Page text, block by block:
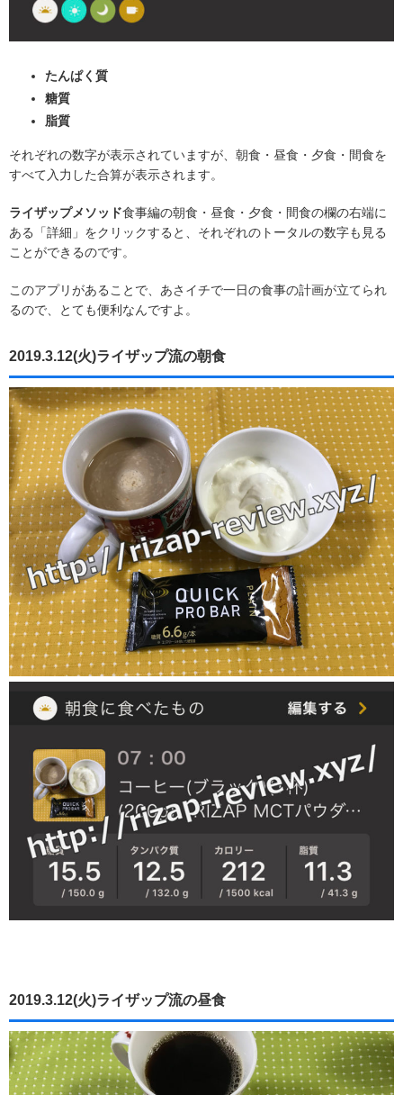
たんぱく質
糖質
脂質
それぞれの数字が表示されていますが、朝食・昼食・夕食・間食を
すべて入力した合算が表示されます。
ライザップメソッド食事編の朝食・昼食・夕食・間食の欄の右端に
ある「詳細」をクリックすると、それぞれのトータルの数字も見る
ことができるのです。
このアプリがあることで、あさイチで一日の食事の計画が立てられ
るので、とても便利なんですよ。
2019.3.12(火)ライザップ流の朝食
2019.3.12(火)ライザップ流の昼食